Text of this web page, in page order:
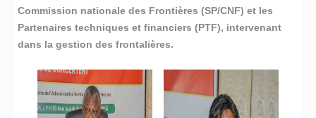
Commission nationale des Frontières (SP/CNF) et les
Partenaires techniques et financiers (PTF), intervenant
dans la gestion des frontalières.